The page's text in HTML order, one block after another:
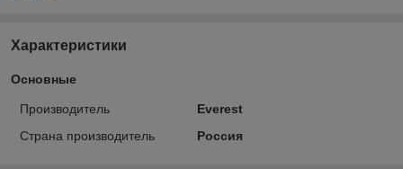
Характеристики
Основные
Производитель
Everest
Страна производитель
Россия